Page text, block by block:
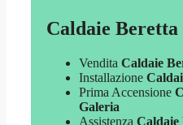
Caldaie Beretta
Vendita Caldaie
Installazione
Prima Accensione
Galeria
Assistenza Caldaie